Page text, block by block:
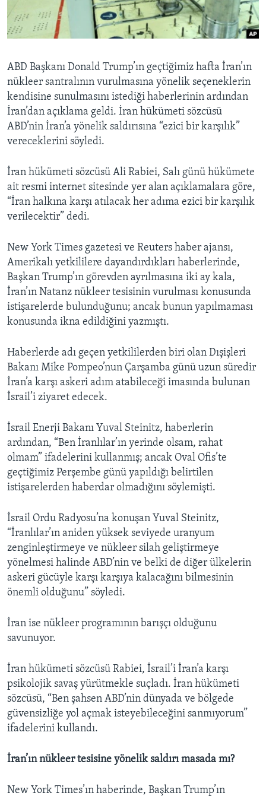
HAYATTAN
SANAT
BIZI TAKIP EDIN
Diller
ABD Başkanı Donald Trump’ın geçtiğimiz hafta İran’ın
nükleer santralının vurulmasına yönelik seçeneklerin
kendisine sunulmasını istediği haberlerinin ardından
İran’dan açıklama geldi. İran hükümeti sözcüsü
ABD’nin İran’a yönelik saldırısına “ezici bir karşılık”
vereceklerini söyledi.
İran hükümeti sözcüsü Ali Rabiei, Salı günü hükümete
ait resmi internet sitesinde yer alan açıklamalara göre,
“İran halkına karşı atılacak her adıma ezici bir karşılık
verilecektir” dedi.
New York Times gazetesi ve Reuters haber ajansı,
Amerikalı yetkililere dayandırdıkları haberlerinde,
Başkan Trump’ın görevden ayrılmasına iki ay kala,
İran’ın Natanz nükleer tesisinin vurulması konusunda
istişarelerde bulunduğunu; ancak bunun yapılmaması
konusunda ikna edildiğini yazmıştı.
Haberlerde adı geçen yetkililerden biri olan Dışişleri
Bakanı Mike Pompeo’nun Çarşamba günü uzun süredir
İran’a karşı askeri adım atabileceği imasında bulunan
İsrail’i ziyaret edecek.
İsrail Enerji Bakanı Yuval Steinitz, haberlerin
ardından, “Ben İranlılar’ın yerinde olsam, rahat
olmam” ifadelerini kullanmış; ancak Oval Ofis’te
geçtiğimiz Perşembe günü yapıldığı belirtilen
istişarelerden haberdar olmadığını söylemişti.
İsrail Ordu Radyosu’na konuşan Yuval Steinitz,
“İranlılar’ın aniden yüksek seviyede uranyum
zenginleştirmeye ve nükleer silah geliştirmeye
yönelmesi halinde ABD’nin ve belki de diğer ülkelerin
askeri gücüyle karşı karşıya kalacağını bilmesinin
önemli olduğunu” söyledi.
İran ise nükleer programının barışçı olduğunu
savunuyor.
İran hükümeti sözcüsü Rabiei, İsrail’i İran’a karşı
psikolojik savaş yürütmekle suçladı. İran hükümeti
sözcüsü, “Ben şahsen ABD’nin dünyada ve bölgede
güvensizliğe yol açmak isteyebileceğini sanmıyorum”
ifadelerini kullandı.
İran’ın nükleer tesisine yönelik saldırı masada mı?
New York Times’ın haberinde, Başkan Trump’ın